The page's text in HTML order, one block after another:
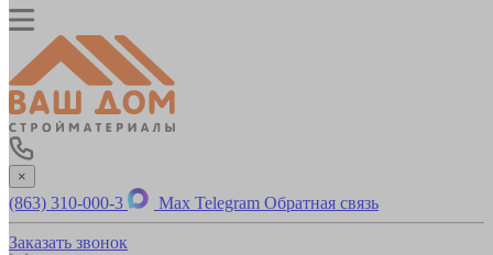
×
(863) 310-000-3 Max Telegram Обратная связь
Заказать звонок